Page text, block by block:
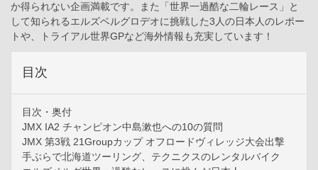
か得られない企画満載です。また「世界一過酷な二輪レース」と
して知られるエルズベルグロデオに挑戦した3人の日本人のレポー
トや、トライアル世界GPなど海外情報も充実しています！
目次
目次・奥付
JMX IA2 チャンピオン中島漱也への10の質問
JMX 第3戦 21Groupカップ オフロードヴィレッジ大会出撃
手ぶらで北海道ツーリング、テクニクスのレンタルバイク